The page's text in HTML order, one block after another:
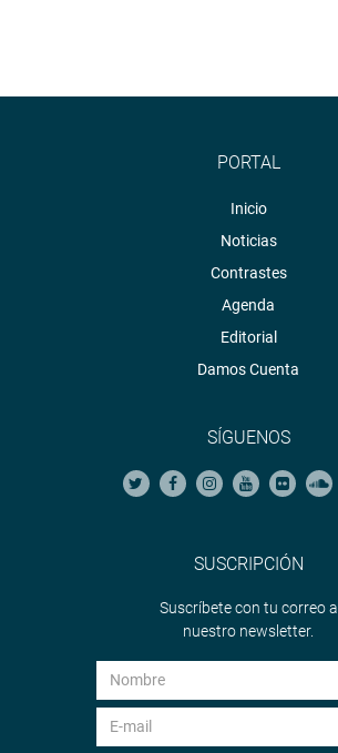
PORTAL
Inicio
Noticias
Contrastes
Agenda
Editorial
Damos Cuenta
SÍGUENOS
SUSCRIPCIÓN
Suscríbete con tu correo a
nuestro newsletter.